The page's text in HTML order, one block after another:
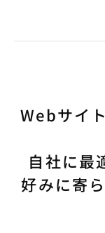
Webサイ
自社に最
好みに寄